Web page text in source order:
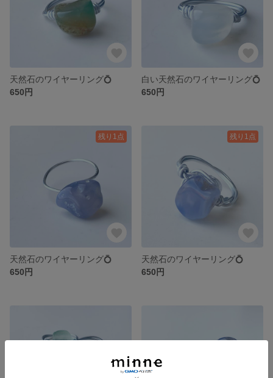
天然石のワイヤーリング💍
650円
白い天然石のワイヤーリング💍
650円
残り1点
天然石のワイヤーリング💍
650円
残り1点
天然石のワイヤーリング💍
650円